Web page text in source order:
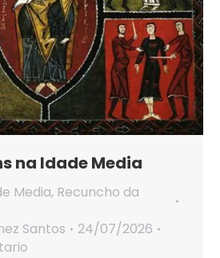
na Idade Media
Media, Recuncho da
Santos
24/07/2026